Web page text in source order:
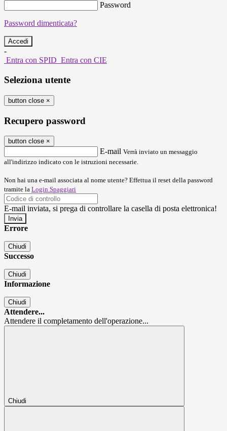
Password
Password dimenticata?
-
Entra con SPID Entra con CIE
Seleziona utente
button close ×
Recupero password
button close ×
E-mail Verrà inviato un messaggio
all'indirizzo indicato con le istruzioni necessarie.
Non hai una e-mail associata al nome utente? Effettua il reset della password
tramite la Login Spaggiari
E-mail inviata, si prega di controllare la casella di posta elettronica!
Errore
Chiudi
Successo
Chiudi
Informazione
Chiudi
Attendere...
Attendere il completamento dell'operazione...
Chiudi